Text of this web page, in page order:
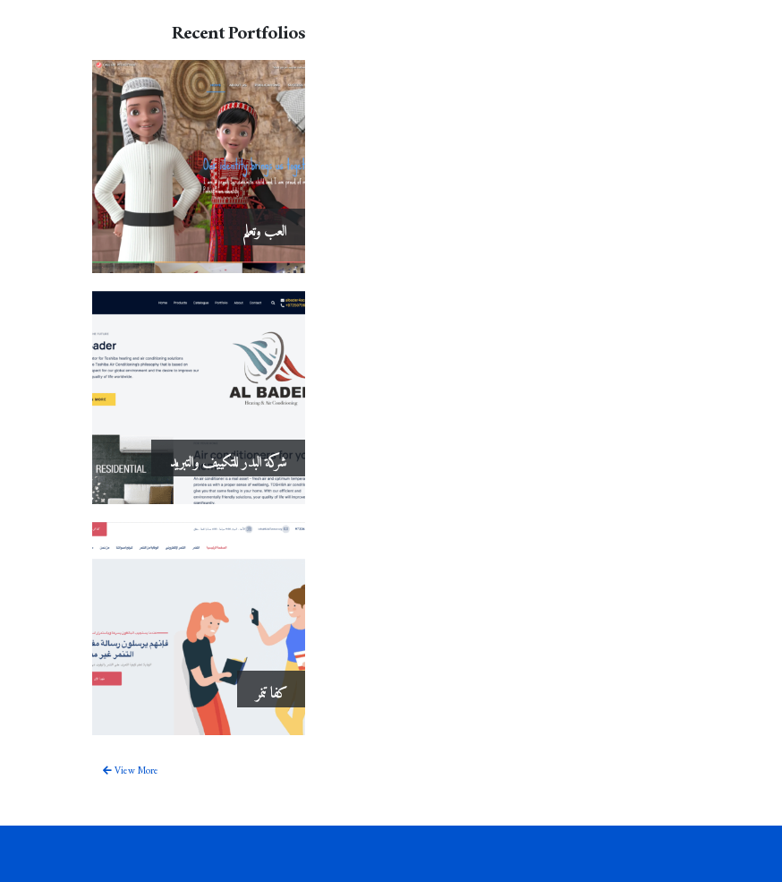
Recent Portfolios
العب وتعلم
شركة البدر للتكييف والتبريد
كفا تنمر
View More